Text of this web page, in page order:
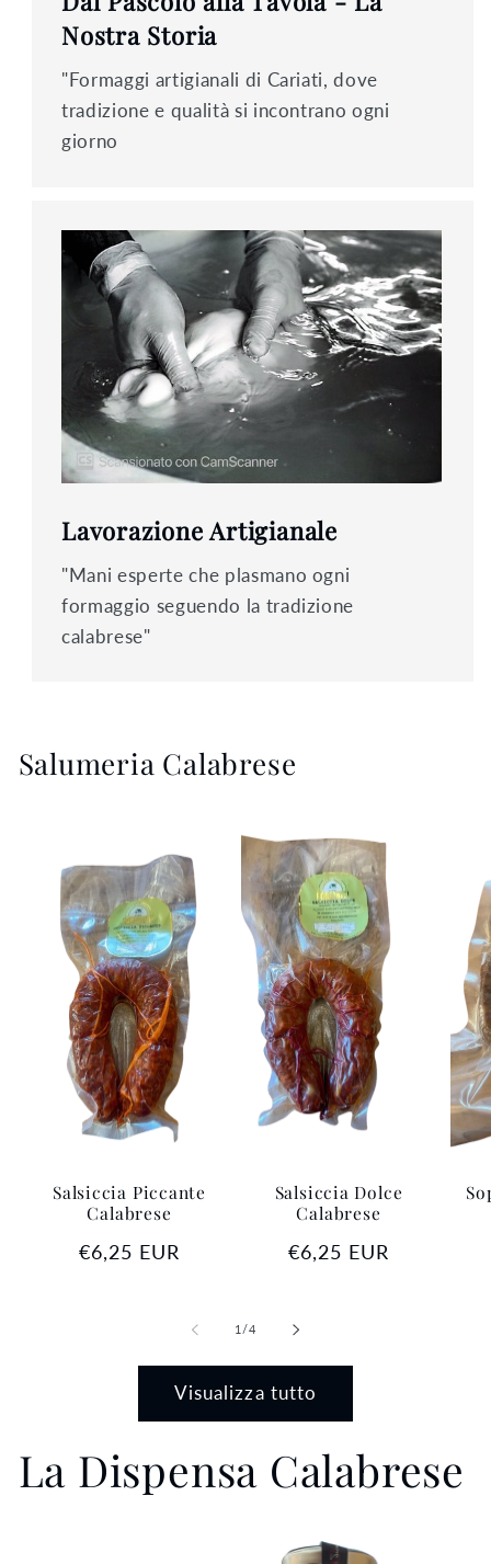
Nostra Storia
"Formaggi artigianali di Cariati, dove
tradizione e qualità si incontrano ogni
giorno
Lavorazione Artigianale
"Mani esperte che plasmano ogni
formaggio seguendo la tradizione
calabrese"
Salumeria Calabrese
Salsiccia Piccante
Calabrese
Prezzo
€6,25 EUR
Salsiccia Dolce
Calabrese
Prezzo
€6,25 EUR
1 /su
4
Visualizza tutto
La Dispensa Calabrese